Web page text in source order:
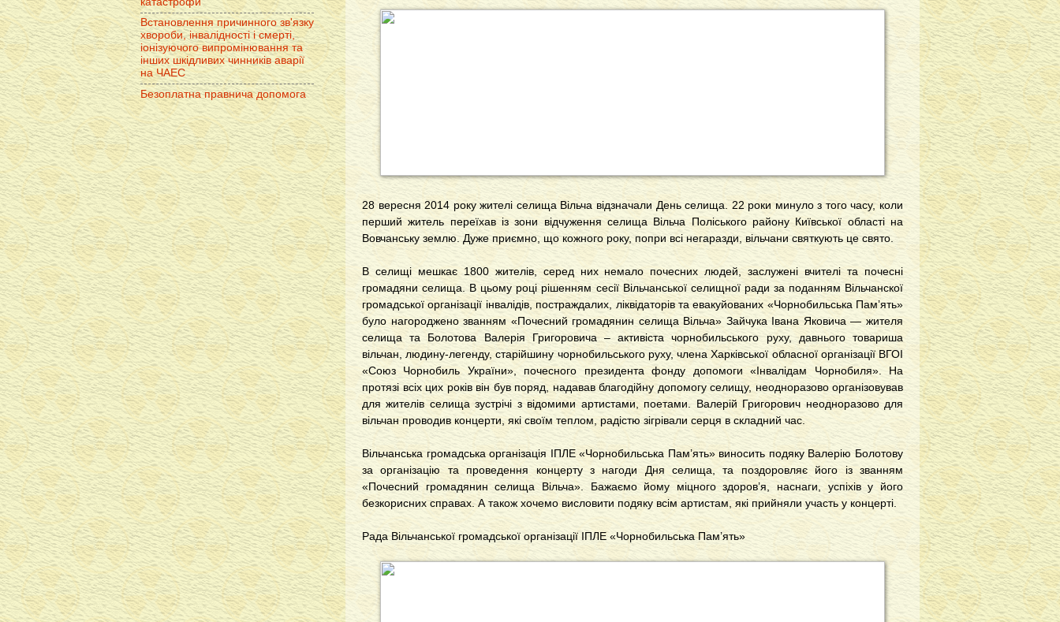
28 вересня 2014 року жителі селища Вільча відзначали День селища. 22 роки минуло з того часу, коли
перший житель переїхав із зони відчуження селища Вільча Поліського району Київської області на
Вовчанську землю. Дуже приємно, що кожного року, попри всі негаразди, вільчани святкують це свято.
В селищі мешкає 1800 жителів, серед них немало почесних людей, заслужені вчителі та почесні
громадяни селища. В цьому році рішенням сесії Вільчанської селищної ради за поданням Вільчанскої
громадської організації інвалідів, постраждалих, ліквідаторів та евакуйованих «Чорнобильська Пам’ять»
було нагороджено званням «Почесний громадянин селища Вільча» Зайчука Івана Яковича — жителя
селища та Болотова Валерія Григоровича – активіста чорнобильського руху, давнього товариша
вільчан, людину-легенду, старійшину чорнобильського руху, члена Харківської обласної організації ВГОІ
«Союз Чорнобиль України», почесного президента фонду допомоги «Інвалідам Чорнобиля». На
протязі всіх цих років він був поряд, надавав благодійну допомогу селищу, неодноразово організовував
для жителів селища зустрічі з відомими артистами, поетами. Валерій Григорович неодноразово для
вільчан проводив концерти, які своїм теплом, радістю зігрівали серця в складний час.
Вільчанська громадська організація ІПЛЕ «Чорнобильська Пам’ять» виносить подяку Валерію Болотову
за організацію та проведення концерту з нагоди Дня селища, та поздоровляє його із званням
«Почесний громадянин селища Вільча». Бажаємо йому міцного здоров’я, наснаги, успіхів у його
безкорисних справах. А також хочемо висловити подяку всім артистам, які прийняли участь у концерті.
Рада Вільчанської громадської організації ІПЛЕ «Чорнобильська Пам’ять»
Встановлення причинного зв'язку
хвороби, інвалідності і смерті,
іонізуючого випромінювання та
інших шкідливих чинників аварії
на ЧАЕС
Безоплатна правнича допомога